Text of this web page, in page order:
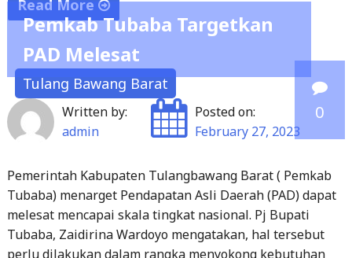
Komisi
DPRD
Lampung
Gelar
Reses"
Tulang Bawang Barat
0
PAD Melesat
Written by:
admin
February 27, 2023
Tubaba) menarget Pendapatan Asli Daerah (PAD) dapat
melesat mencapai skala tingkat nasional. Pj Bupati
Tubaba, Zaidirina Wardoyo mengatakan, hal tersebut
perlu dilakukan dalam rangka menyokong kebutuhan
dan pembangunan kabupaten. ” Tahun 2022 lalu PAD